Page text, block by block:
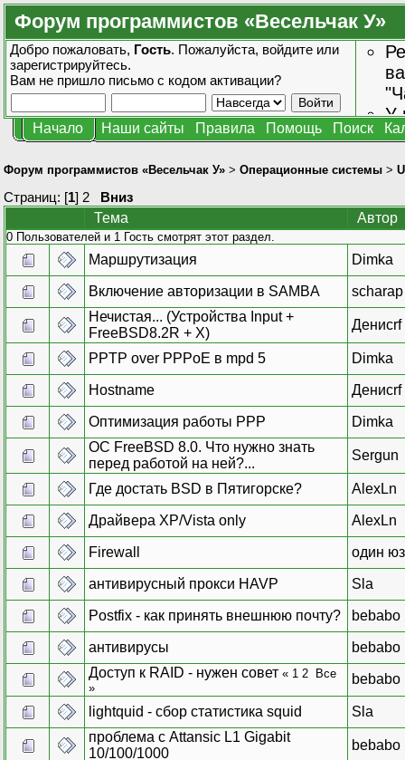
Форум программистов «Весельчак У»
Добро пожаловать, Гость. Пожалуйста, войдите или
зарегистрируйтесь.
Вам не пришло письмо с кодом активации?
У
Начало Наши сайты Правила Помощь Поиск
Форум программистов «Весельчак У» > Операционные системы >
Страниц: [1] 2
Вниз
Тема
Автор
0 Пользователей и 1 Гость смотрят этот раздел.
Маршрутизация Dimka
Включение авторизации в SAMBA
scharap
Нечистая... (Устройства Input +
FreeBSD8.2R + X)
Денисrf
PPTP over PPPoE в mpd 5 Dimka
Hostname Денисrf
Оптимизация работы PPP
Dimka
ОС FreeBSD 8.0. Что нужно знать
перед работой на ней?...
Sergun
Где достать BSD в Пятигорске? AlexLn
Драйвера XP/Vista only AlexLn
Firewall один
антивирусный прокси HAVP Sla
Postfix - как принять внешнюю почту? bebabo
антивирусы
bebabo
Доступ к RAID - нужен совет « 1 2 Все
»
bebabo
lightquid - сбор статистика squid
Sla
проблема с Attansic L1 Gigabit
10/100/1000
bebabo